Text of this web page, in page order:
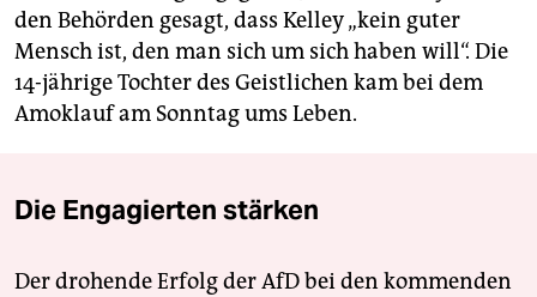
den Behörden gesagt, dass Kelley „kein guter
Mensch ist, den man sich um sich haben will“. Die
14-jährige Tochter des Geistlichen kam bei dem
Amoklauf am Sonntag ums Leben.
Die Engagierten stärken
Der drohende Erfolg der AfD bei den kommenden